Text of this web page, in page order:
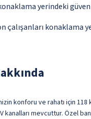
yerindeki
çalışanları
konforu ve rahatı için
kanalları mevcuttur. Özel